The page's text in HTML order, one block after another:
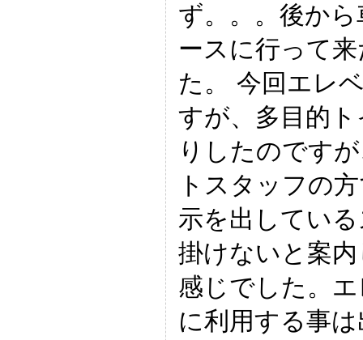
ず。。。後か
ースに行って
た。 今回エレ
すが、多目的
りしたのです
トスタッフの
示を出してい
掛けないと案
感じでした。
に利用する事